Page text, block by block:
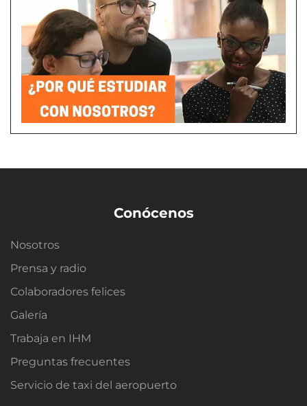
Conócenos
Nosotros
Prensa y radio
Colaboradores felices
Galería
Trabaja en IHM
Preguntas frecuentes
Servicio de taxi del aeropuerto